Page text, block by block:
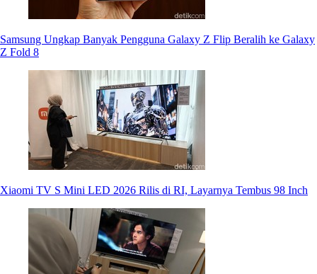
Samsung Ungkap Banyak Pengguna Galaxy Z Flip Beralih ke Galaxy
Z Fold 8
Xiaomi TV S Mini LED 2026 Rilis di RI, Layarnya Tembus 98 Inch